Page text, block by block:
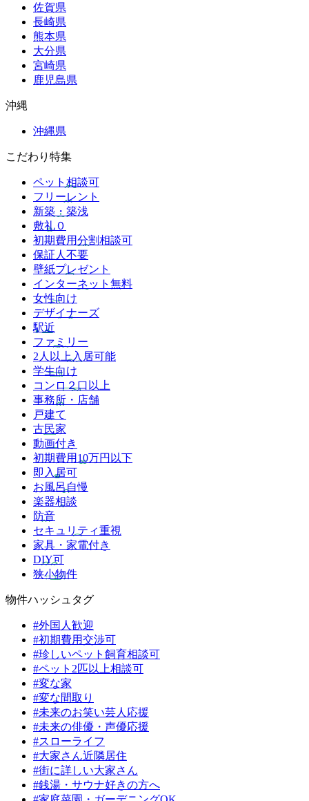
佐賀県
長崎県
熊本県
大分県
宮崎県
鹿児島県
沖縄
沖縄県
こだわり特集
ペット相談可
フリーレント
新築・築浅
敷礼０
初期費用分割相談可
保証人不要
壁紙プレゼント
インターネット無料
女性向け
デザイナーズ
駅近
ファミリー
2人以上入居可能
学生向け
コンロ２口以上
事務所・店舗
戸建て
古民家
動画付き
初期費用10万円以下
即入居可
お風呂自慢
楽器相談
防音
セキュリティ重視
家具・家電付き
DIY可
狭小物件
物件ハッシュタグ
#外国人歓迎
#初期費用交渉可
#珍しいペット飼育相談可
#ペット2匹以上相談可
#変な家
#変な間取り
#未来のお笑い芸人応援
#未来の俳優・声優応援
#スローライフ
#大家さん近隣居住
#街に詳しい大家さん
#銭湯・サウナ好きの方へ